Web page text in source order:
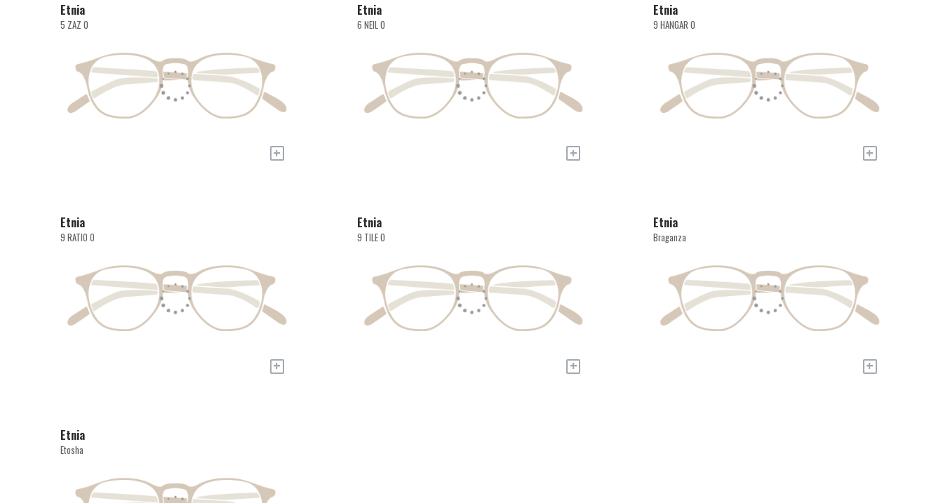
Etnia
5 ZAZ O
+
Etnia
6 NEIL O
+
Etnia
9 HANGAR O
+
Etnia
9 RATIO O
+
Etnia
9 TILE O
+
Etnia
Braganza
+
Etnia
Etosha